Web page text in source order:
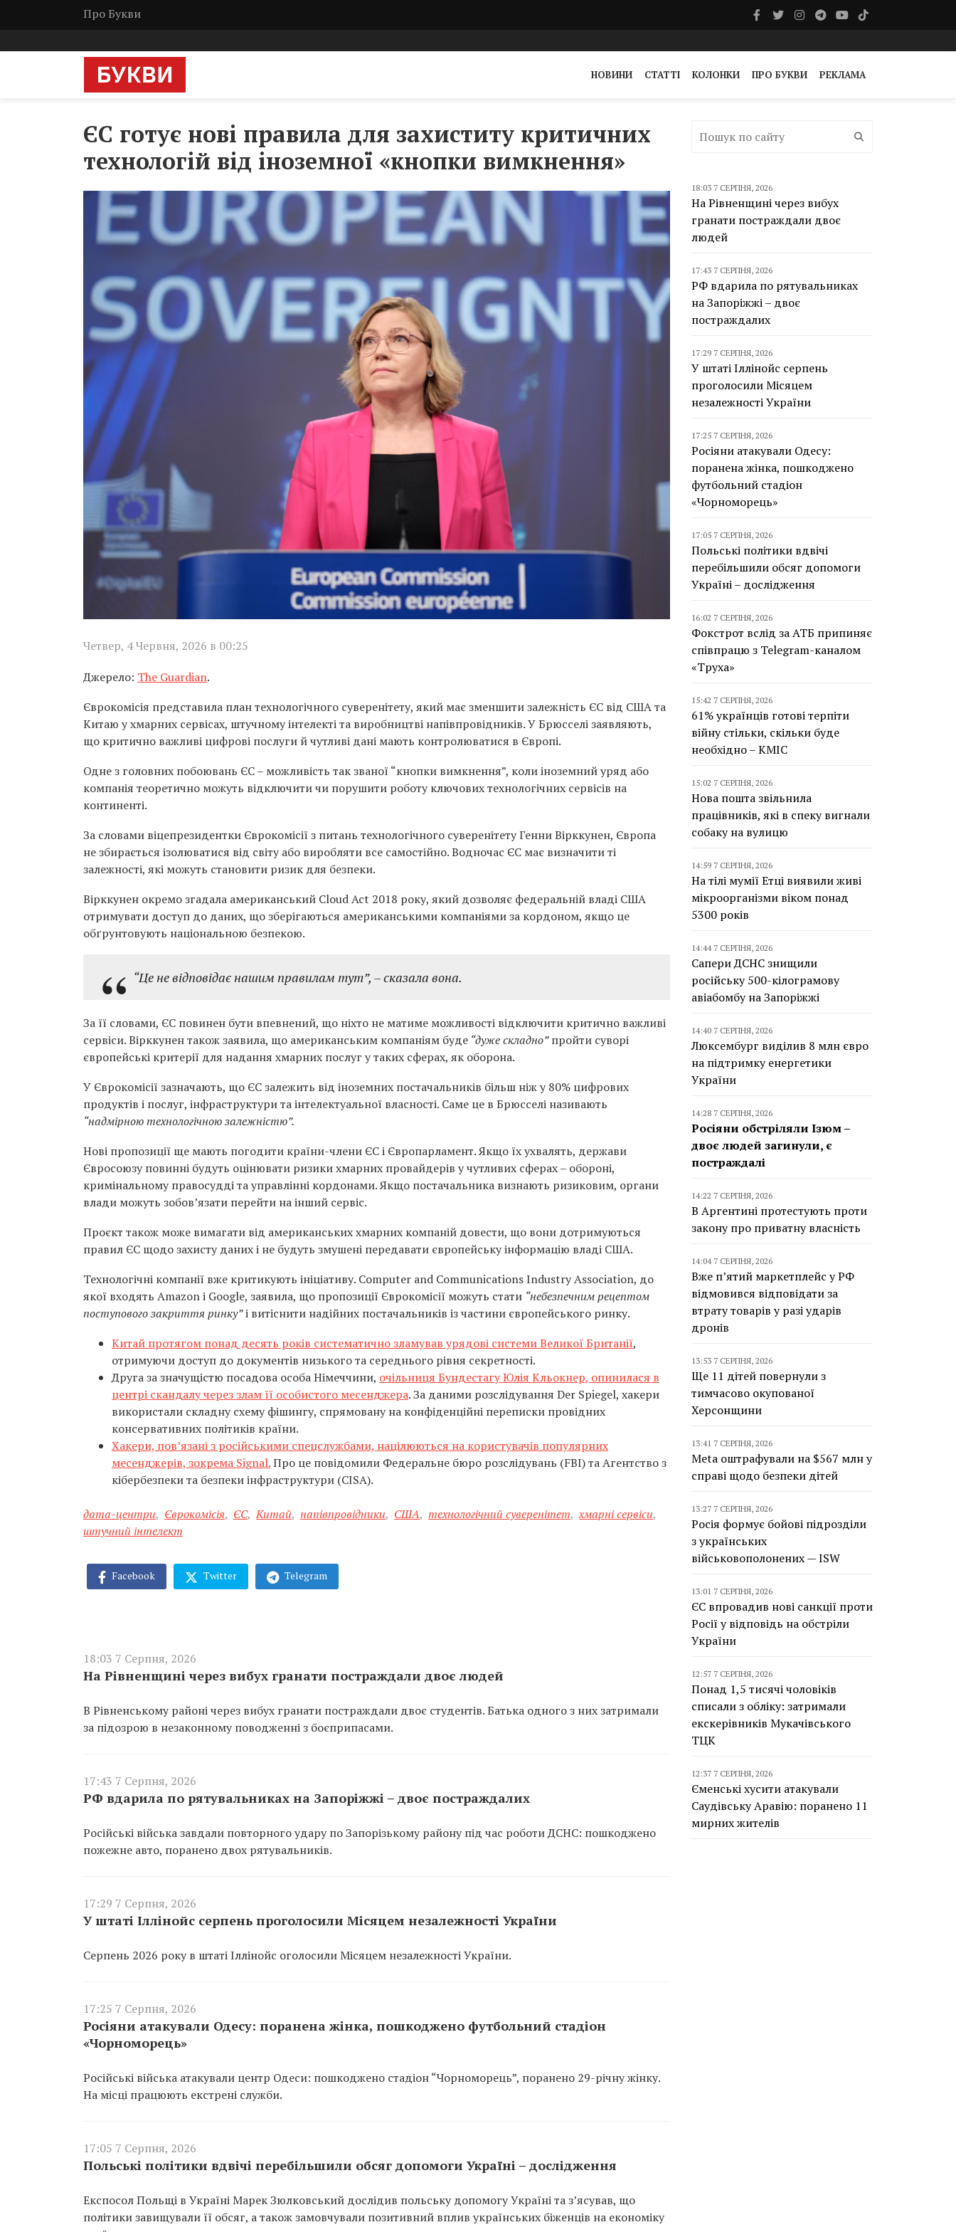
Про Букви
НОВИНИ СТАТТІ КОЛОНКИ ПРО БУКВИ РЕКЛАМА
ЄС готує нові правила для захиститу критичних
технологій від іноземної «кнопки вимкнення»
Четвер, 4 Червня, 2026 в 00:25
Джерело: The Guardian.
Єврокомісія представила план технологічного суверенітету, який має зменшити залежність ЄС від США та
Китаю у хмарних сервісах, штучному інтелекті та виробництві напівпровідників. У Брюсселі заявляють,
що критично важливі цифрові послуги й чутливі дані мають контролюватися в Європі.
Одне з головних побоювань ЄС – можливість так званої “кнопки вимкнення”, коли іноземний уряд або
компанія теоретично можуть відключити чи порушити роботу ключових технологічних сервісів на
континенті.
За словами віцепрезидентки Єврокомісії з питань технологічного суверенітету Генни Вірккунен, Європа
не збирається ізолюватися від світу або виробляти все самостійно. Водночас ЄС має визначити ті
залежності, які можуть становити ризик для безпеки.
Вірккунен окремо згадала американський Cloud Act 2018 року, який дозволяє федеральній владі США
отримувати доступ до даних, що зберігаються американськими компаніями за кордоном, якщо це
обґрунтовують національною безпекою.
“Це не відповідає нашим правилам тут”, – сказала вона.
За її словами, ЄС повинен бути впевнений, що ніхто не матиме можливості відключити критично важливі
сервіси. Вірккунен також заявила, що американським компаніям буде “дуже складно”пройти суворі
європейські критерії для надання хмарних послуг у таких сферах, як оборона.
У Єврокомісії зазначають, що ЄС залежить від іноземних постачальників більш ніж у 80% цифрових
продуктів і послуг, інфраструктури та інтелектуальної власності. Саме це в Брюсселі називають
“надмірною технологічною залежністю”.
Нові пропозиції ще мають погодити країни-члени ЄС і Європарламент. Якщо їх ухвалять, держави
Євросоюзу повинні будуть оцінювати ризики хмарних провайдерів у чутливих сферах – обороні,
кримінальному правосудді та управлінні кордонами. Якщо постачальника визнають ризиковим, органи
влади можуть зобов’язати перейти на інший сервіс.
Проєкт також може вимагати від американських хмарних компаній довести, що вони дотримуються
правил ЄС щодо захисту даних і не будуть змушені передавати європейську інформацію владі США.
Технологічні компанії вже критикують ініціативу. Computer and Communications Industry Association, до
якої входять Amazon і Google, заявила, що пропозиції Єврокомісії можуть стати “небезпечним рецептом
поступового закриття ринку”і витіснити надійних постачальників із частини європейського ринку.
Китай протягом понад десять років систематично зламував урядові системи Великої Британії,
отримуючи доступ до документів низького та середнього рівня секретності.
Друга за значущістю посадова особа Німеччини, очільниця Бундестагу Юлія Кльокнер, опинилася в
центрі скандалу через злам її особистого месенджера. За даними розслідування Der Spiegel, хакери
використали складну схему фішингу, спрямовану на конфіденційні переписки провідних
консервативних політиків країни.
Хакери, пов’язані з російськими спецслужбами, націлюються на користувачів популярних
месенджерів, зокрема Signal.Про це повідомили Федеральне бюро розслідувань (FBI) та Агентство з
кібербезпеки та безпеки інфраструктури (CISA).
дата-центри, Єврокомісія, ЄС, Китай, напівпровідники, США, технологічний суверенітет, хмарні сервіси,
штучний інтелект
Facebook Twitter Telegram
18:03 7 Серпня, 2026
На Рівненщині через вибух гранати постраждали двоє людей
В Рівненському районі через вибух гранати постраждали двоє студентів. Батька одного з них затримали
за підозрою в незаконному поводженні з боєприпасами.
17:43 7 Серпня, 2026
РФ вдарила по рятувальниках на Запоріжжі – двоє постраждалих
Російські війська завдали повторного удару по Запорізькому району під час роботи ДСНС: пошкоджено
пожежне авто, поранено двох рятувальників.
17:29 7 Серпня, 2026
У штаті Іллінойс серпень проголосили Місяцем незалежності України
Серпень 2026 року в штаті Іллінойс оголосили Місяцем незалежності України.
17:25 7 Серпня, 2026
Росіяни атакували Одесу: поранена жінка, пошкоджено футбольний стадіон
«Чорноморець»
Російські війська атакували центр Одеси: пошкоджено стадіон “Чорноморець”, поранено 29-річну жінку.
На місці працюють екстрені служби.
17:05 7 Серпня, 2026
Польські політики вдвічі перебільшили обсяг допомоги Україні – дослідження
Експосол Польщі в Україні Марек Зюлковський дослідив польську допомогу Україні та з’ясував, що
політики завищували її обсяг, а також замовчували позитивний вплив українських біженців на економіку
18:03 7 СЕРПНЯ, 2026
На Рівненщині через вибух
гранати постраждали двоє
людей
17:43 7 СЕРПНЯ, 2026
РФ вдарила по рятувальниках
на Запоріжжі – двоє
постраждалих
17:29 7 СЕРПНЯ, 2026
У штаті Іллінойс серпень
проголосили Місяцем
незалежності України
17:25 7 СЕРПНЯ, 2026
Росіяни атакували Одесу:
поранена жінка, пошкоджено
футбольний стадіон
«Чорноморець»
17:05 7 СЕРПНЯ, 2026
Польські політики вдвічі
перебільшили обсяг допомоги
Україні – дослідження
16:02 7 СЕРПНЯ, 2026
Фокстрот вслід за АТБ припиняє
співпрацю з Telegram-каналом
«Труха»
15:42 7 СЕРПНЯ, 2026
61% українців готові терпіти
війну стільки, скільки буде
необхідно – КМІС
15:02 7 СЕРПНЯ, 2026
Нова пошта звільнила
працівників, які в спеку вигнали
собаку на вулицю
14:59 7 СЕРПНЯ, 2026
На тілі мумії Етці виявили живі
мікроорганізми віком понад
5300 років
14:44 7 СЕРПНЯ, 2026
Сапери ДСНС знищили
російську 500-кілограмову
авіабомбу на Запоріжжі
14:40 7 СЕРПНЯ, 2026
Люксембург виділив 8 млн євро
на підтримку енергетики
України
14:28 7 СЕРПНЯ, 2026
Росіяни обстріляли Ізюм –
двоє людей загинули, є
постраждалі
14:22 7 СЕРПНЯ, 2026
В Аргентині протестують проти
закону про приватну власність
14:04 7 СЕРПНЯ, 2026
Вже п’ятий маркетплейс у РФ
відмовився відповідати за
втрату товарів у разі ударів
дронів
13:53 7 СЕРПНЯ, 2026
Ще 11 дітей повернули з
тимчасово окупованої
Херсонщини
13:41 7 СЕРПНЯ, 2026
Meta оштрафували на $567 млн у
справі щодо безпеки дітей
13:27 7 СЕРПНЯ, 2026
Росія формує бойові підрозділи
з українських
військовополонених — ISW
13:01 7 СЕРПНЯ, 2026
ЄС впровадив нові санкції проти
Росії у відповідь на обстріли
України
12:57 7 СЕРПНЯ, 2026
Понад 1,5 тисячі чоловіків
списали з обліку: затримали
екскерівників Мукачівського
ТЦК
12:37 7 СЕРПНЯ, 2026
Єменські хусити атакували
Саудівську Аравію: поранено 11
мирних жителів